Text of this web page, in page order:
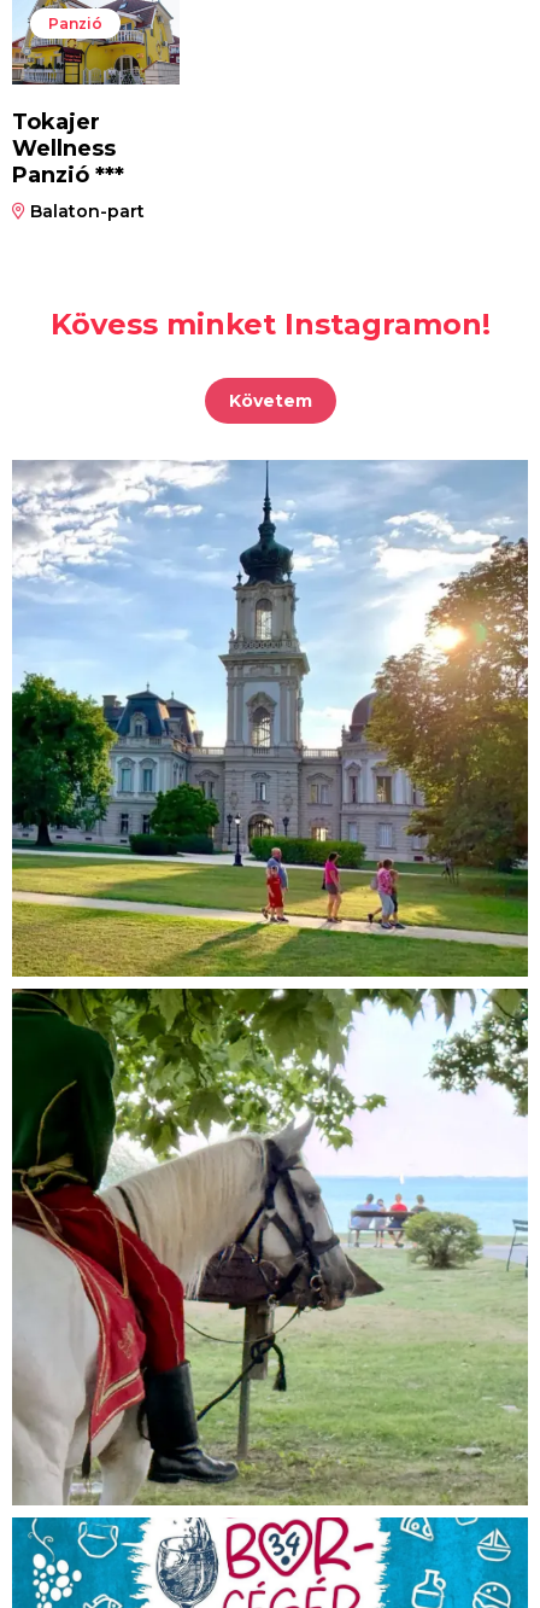
Panzió
Tokajer
Wellness
Panzió ***
Balaton-part
Kövess minket Instagramon!
Követem